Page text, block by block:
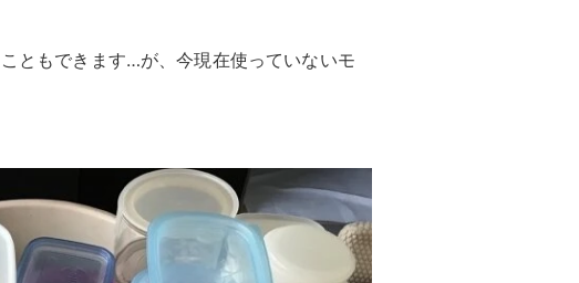
ともできます…が、今現在使っていないモ